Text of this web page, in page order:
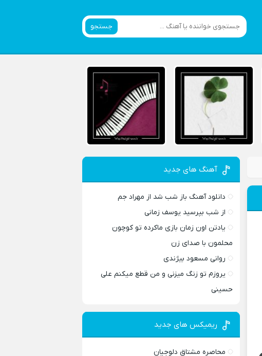
جستجو
آهنگ های جدید
دانلود آهنگ باز شب شد از مهراد جم
از شب بپرسید یوسف زمانی
یادتن اون زمان بازی ماکرده تو کوچون
محلمون با صدای زن
روانی مسعود بیژندی
یروزم تو زنگ میزنی و من قطع میکنم علی
حسینی
ریمیکس های جدید
محاصره مشتاق دلوجیان